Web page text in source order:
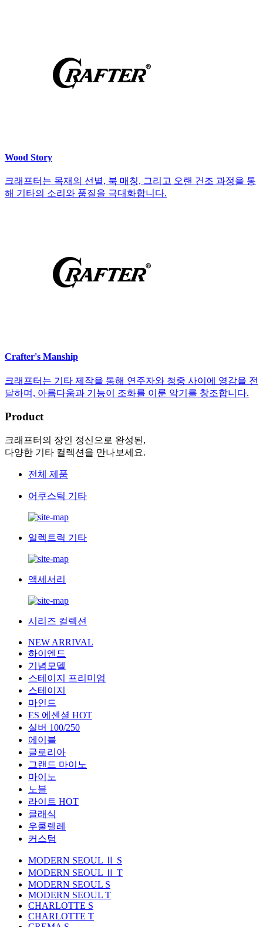
Wood Story
크래프터는 목재의 선별, 북 매칭, 그리고 오랜 건조 과정을 통
해 기타의 소리와 품질을 극대화합니다.
Crafter's Manship
크래프터는 기타 제작을 통해 연주자와 청중 사이에 영감을 전
달하며, 아름다움과 기능이 조화를 이룬 악기를 창조합니다.
Product
크래프터의 장인 정신으로 완성된,
다양한 기타 컬렉션을 만나보세요.
전체 제품
어쿠스틱 기타
일렉트릭 기타
액세서리
시리즈 컬렉션
NEW ARRIVAL
하이엔드
기념모델
스테이지 프리미엄
스테이지
마인드
ES 에센셜 HOT
실버 100/250
에이블
글로리아
그랜드 마이노
마이노
노블
라이트 HOT
클래식
우쿨렐레
커스텀
MODERN SEOUL Ⅱ S
MODERN SEOUL Ⅱ T
MODERN SEOUL S
MODERN SEOUL T
CHARLOTTE S
CHARLOTTE T